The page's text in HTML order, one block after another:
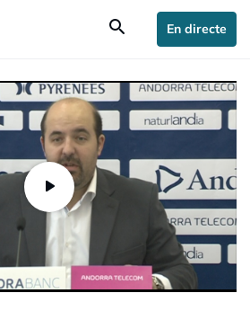
search En directe